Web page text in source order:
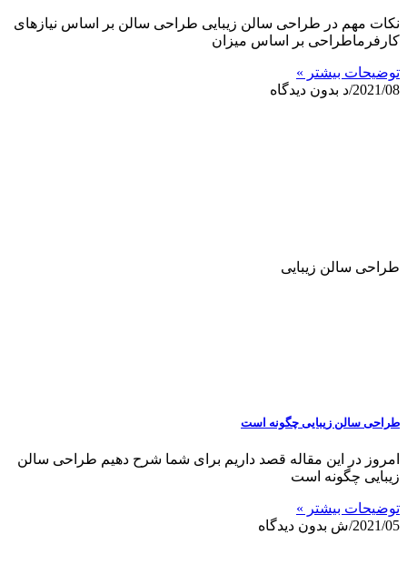
نکات مهم در طراحی سالن زیبایی طراحی سالن بر اساس نیازهای
کارفرماطراحی بر اساس میزان
توضیحات بیشتر »
2021/08/د
بدون دیدگاه
طراحی سالن زیبایی
طراحی سالن زیبایی چگونه است
امروز در این مقاله قصد داریم برای شما شرح دهیم طراحی سالن
زیبایی چگونه است
توضیحات بیشتر »
2021/05/ش
بدون دیدگاه